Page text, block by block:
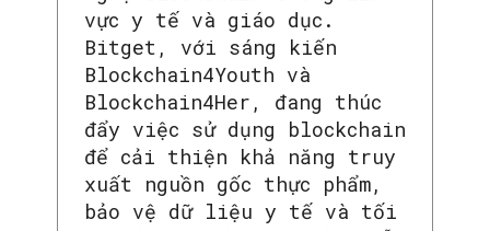
vực y tế và giáo dục.
Bitget, với sáng kiến
Blockchain4Youth và
Blockchain4Her, đang thúc
đẩy việc sử dụng blockchain
để cải thiện khả năng truy
xuất nguồn gốc thực phẩm,
bảo vệ dữ liệu y tế và tối